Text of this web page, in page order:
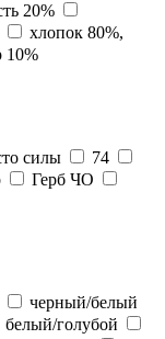
20%
хлопок 80%,
10%
силы
74
Герб ЧО
черный/белый
белый/голубой